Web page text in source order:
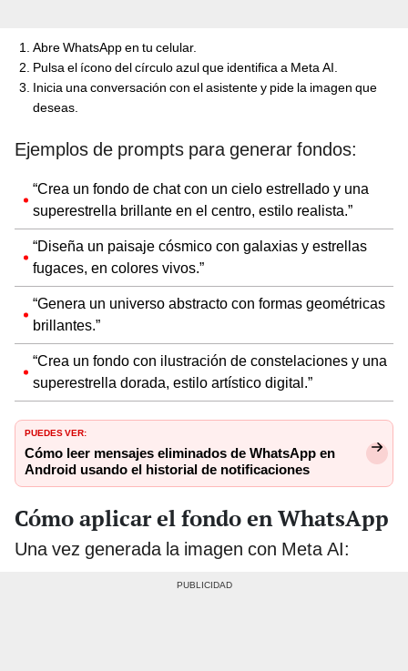
Abre WhatsApp en tu celular.
Pulsa el ícono del círculo azul que identifica a Meta AI.
Inicia una conversación con el asistente y pide la imagen que
deseas.
Ejemplos de prompts para generar fondos:
“Crea un fondo de chat con un cielo estrellado y una
superestrella brillante en el centro, estilo realista.”
“Diseña un paisaje cósmico con galaxias y estrellas
fugaces, en colores vivos.”
“Genera un universo abstracto con formas geométricas
brillantes.”
“Crea un fondo con ilustración de constelaciones y una
superestrella dorada, estilo artístico digital.”
PUEDES VER:
Cómo leer mensajes eliminados de WhatsApp en
Android usando el historial de notificaciones
Cómo aplicar el fondo en WhatsApp
Una vez generada la imagen con Meta AI: